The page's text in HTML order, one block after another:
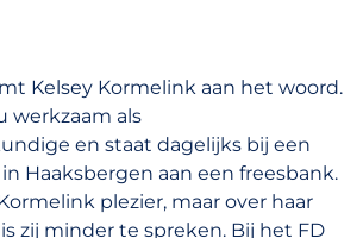
Kelsey Kormelink aan het woord.
werkzaam als
en staat dagelijks bij een
Haaksbergen aan een freesbank.
plezier, maar over haar
zij minder te spreken. Bij het FD